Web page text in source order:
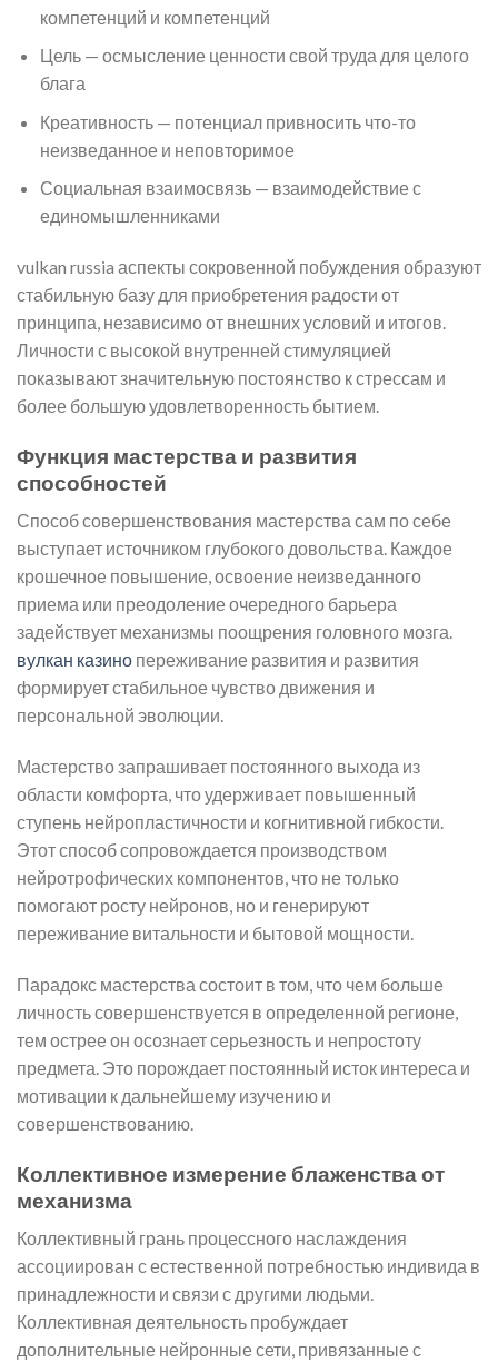
компетенций и компетенций
Цель — осмысление ценности свой труда для целого
блага
Креативность — потенциал привносить что-то
неизведанное и неповторимое
Социальная взаимосвязь — взаимодействие с
единомышленниками
vulkan russia аспекты сокровенной побуждения образуют
стабильную базу для приобретения радости от
принципа, независимо от внешних условий и итогов.
Личности с высокой внутренней стимуляцией
показывают значительную постоянство к стрессам и
более большую удовлетворенность бытием.
Функция мастерства и развития
способностей
Способ совершенствования мастерства сам по себе
выступает источником глубокого довольства. Каждое
крошечное повышение, освоение неизведанного
приема или преодоление очередного барьера
задействует механизмы поощрения головного мозга.
вулкан казино переживание развития и развития
формирует стабильное чувство движения и
персональной эволюции.
Мастерство запрашивает постоянного выхода из
области комфорта, что удерживает повышенный
ступень нейропластичности и когнитивной гибкости.
Этот способ сопровождается производством
нейротрофических компонентов, что не только
помогают росту нейронов, но и генерируют
переживание витальности и бытовой мощности.
Парадокс мастерства состоит в том, что чем больше
личность совершенствуется в определенной регионе,
тем острее он осознает серьезность и непростоту
предмета. Это порождает постоянный исток интереса и
мотивации к дальнейшему изучению и
совершенствованию.
Коллективное измерение блаженства от
механизма
Коллективный грань процессного наслаждения
ассоциирован с естественной потребностью индивида в
принадлежности и связи с другими людьми.
Коллективная деятельность пробуждает
дополнительные нейронные сети, привязанные с